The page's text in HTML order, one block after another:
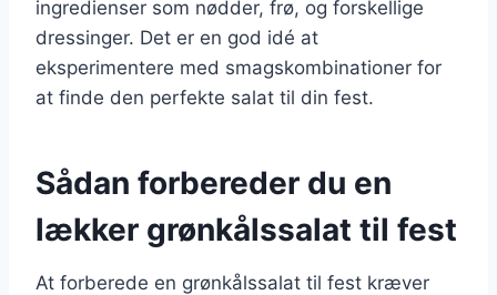
ingredienser som nødder, frø, og forskellige
dressinger. Det er en god idé at
eksperimentere med smagskombinationer for
at finde den perfekte salat til din fest.
Sådan forbereder du en
lækker grønkålssalat til fest
At forberede en grønkålssalat til fest kræver